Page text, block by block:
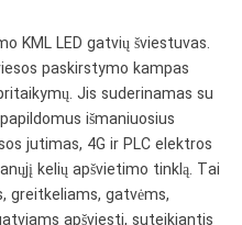
KML LED gatvių šviestuvas.
paskirstymo kampas
Jis suderinamas su
išmaniuosius
jutimas, 4G ir PLC elektros
kelių apšvietimo tinklą. Tai
greitkeliams, gatvėms,
apšviesti, suteikiantis